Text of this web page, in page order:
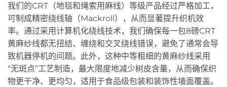
我们的CRT（地毯和绳索用麻线）等级产品经过严格加工，
可制成精密绕线轴（Mackroll），从而显著提升织机效
率。通过采用计算机化绕线技术，我们确保每一包8磅CRT
黄麻纱线都无扭结、缠绕和交叉绕线错误，避免了通常会导
致机器停机的问题。此外，这种中等粗细的黄麻纱线采用
“无斑点”工艺制造，最大限度地减少树皮含量，从而确保织
物更干净、更均匀，适用于食品级包装和装饰性墙面覆盖。